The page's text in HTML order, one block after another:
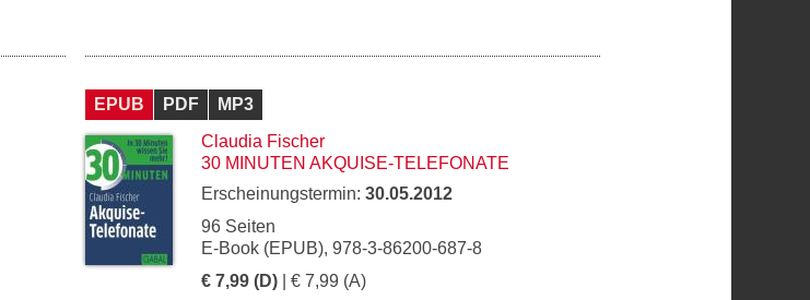
EPUB PDF
MP3
Claudia Fischer
30 MINUTEN AKQUISE-TELEFONATE
Erscheinungstermin: 30.05.2012
96 Seiten
E-Book (EPUB), 978-3-86200-687-8
€ 7,99 (D) | € 7,99 (A)